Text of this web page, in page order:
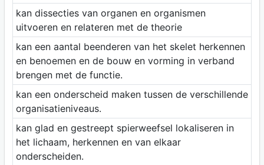
kan dissecties van organen en organismen
uitvoeren en relateren met de theorie
kan een aantal beenderen van het skelet herkennen
en benoemen en de bouw en vorming in verband
brengen met de functie.
kan een onderscheid maken tussen de verschillende
organisatieniveaus.
kan glad en gestreept spierweefsel lokaliseren in
het lichaam, herkennen en van elkaar
onderscheiden.